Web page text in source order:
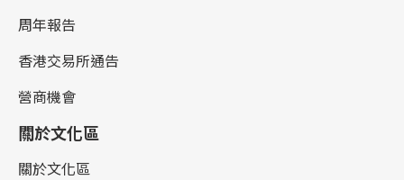
周年報告
香港交易所通告
營商機會
關於文化區
關於文化區